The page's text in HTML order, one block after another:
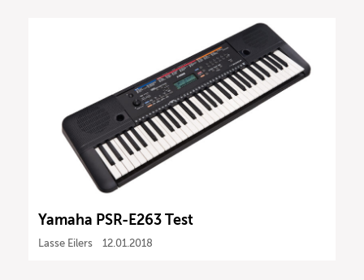
Yamaha PSR-E263 Test
Lasse Eilers 12.01.2018